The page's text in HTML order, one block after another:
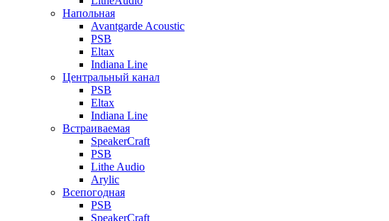
Напольная
Avantgarde Acoustic
PSB
Eltax
Indiana Line
Центральный канал
PSB
Eltax
Indiana Line
Встраиваемая
SpeakerCraft
PSB
Lithe Audio
Arylic
Всепогодная
PSB
SpeakerCraft